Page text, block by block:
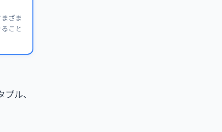
ざま
こと
ル、